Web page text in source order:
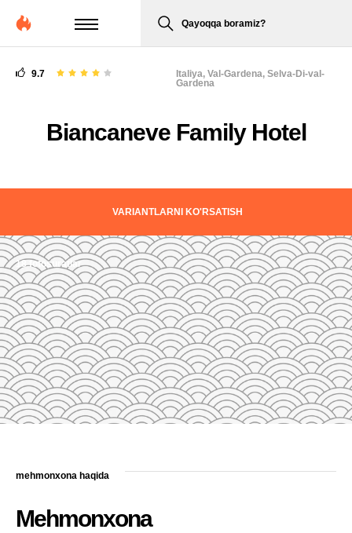
Qayoqqa boramiz?
9.7
Biancaneve Family Hotel
Italiya, Val-Gardena, Selva-Di-val-
Gardena
VARIANTLARNI KO'RSATISH
18 fotosuratlar
mehmonxona haqida
Mehmonxona